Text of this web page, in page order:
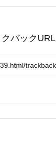
バックURL